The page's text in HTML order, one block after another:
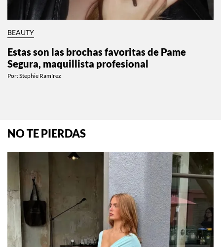
BEAUTY
Estas son las brochas favoritas de Pame
Segura, maquillista profesional
Por:Stephie Ramírez
NO TE PIERDAS